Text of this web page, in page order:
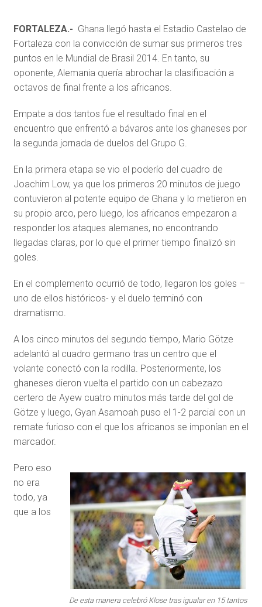
FORTALEZA.- Ghana llegó hasta el Estadio Castelao de
Fortaleza con la convicción de sumar sus primeros tres
puntos en le Mundial de Brasil 2014. En tanto, su
oponente, Alemania quería abrochar la clasificación a
octavos de final frente a los africanos.
Empate a dos tantos fue el resultado final en el
encuentro que enfrentó a bávaros ante los ghaneses por
la segunda jornada de duelos del Grupo G.
En la primera etapa se vio el poderío del cuadro de
Joachim Low, ya que los primeros 20 minutos de juego
contuvieron al potente equipo de Ghana y lo metieron en
su propio arco, pero luego, los africanos empezaron a
responder los ataques alemanes, no encontrando
llegadas claras, por lo que el primer tiempo finalizó sin
goles.
En el complemento ocurrió de todo, llegaron los goles –
uno de ellos históricos- y el duelo terminó con
dramatismo.
A los cinco minutos del segundo tiempo, Mario Götze
adelantó al cuadro germano tras un centro que el
volante conectó con la rodilla. Posteriormente, los
ghaneses dieron vuelta el partido con un cabezazo
certero de Ayew cuatro minutos más tarde del gol de
Götze y luego, Gyan Asamoah puso el 1-2 parcial con un
remate furioso con el que los africanos se imponían en el
marcador.
De esta manera celebró Klose tras igualar en 15 tantos
Pero eso
no era
todo, ya
que a los